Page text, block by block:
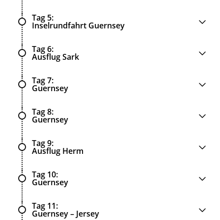
Tag 5
Inselrundfahrt Guernsey
Tag 6
Ausflug Sark
Tag 7
Guernsey
Tag 8
Guernsey
Tag 9
Ausflug Herm
Tag 10
Guernsey
Tag 11
Guernsey – Jersey